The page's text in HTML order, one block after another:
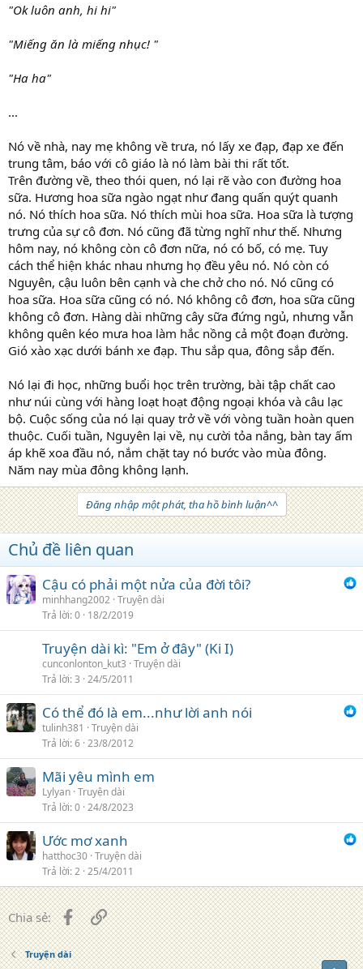
"Ok luôn anh, hi hi"
"Miếng ăn là miếng nhục! "
"Ha ha"
...
Nó về nhà, nay mẹ không về trưa, nó lấy xe đạp, đạp xe đến
trung tâm, báo với cô giáo là nó làm bài thi rất tốt.
Trên đường về, theo thói quen, nó lại rẽ vào con đường hoa
sữa. Hương hoa sữa ngào ngạt như đang quấn quýt quanh
nó. Nó thích hoa sữa. Nó thích mùi hoa sữa. Hoa sữa là tượng
trưng của sự cô đơn. Nó cũng đã từng nghĩ như thế. Nhưng
hôm nay, nó không còn cô đơn nữa, nó có bố, có mẹ. Tuy
cách thể hiện khác nhau nhưng họ đều yêu nó. Nó còn có
Nguyên, cậu luôn bên cạnh và che chở cho nó. Nó cũng có
hoa sữa. Hoa sữa cũng có nó. Nó không cô đơn, hoa sữa cũng
không cô đơn. Hàng dài những cây sữa đứng ngủ, nhưng vẫn
không quên kéo mưa hoa làm hắc nồng cả một đoạn đường.
Gió xào xạc dưới bánh xe đạp. Thu sắp qua, đông sắp đến.
Nó lại đi học, những buổi học trên trường, bài tập chất cao
như núi cùng với hàng loạt hoạt động ngoại khóa và câu lạc
bộ. Cuộc sống của nó lại quay trở về với vòng tuần hoàn quen
thuộc. Cuối tuần, Nguyên lại về, nụ cười tỏa nắng, bàn tay ấm
áp khẽ xoa đầu nó, nắm chặt tay nó bước vào mùa đông.
Năm nay mùa đông không lạnh.
Đăng nhập một phát, tha hồ bình luận^^
Chủ đề liên quan
Cậu có phải một nửa của đời tôi?
minhhang2002 Truyện dài
Trả lời 0 18/2/2019
Truyện dài kì: "Em ở đây" (Ki I)
cunconlonton_kut3 Truyện dài
Trả lời 3 24/5/2011
Có thể đó là em...như lời anh nói
tulinh381
Truyện dài
Trả lời 6 23/8/2012
Mãi yêu mình em
Lylyan Truyện dài
Trả lời 0 24/8/2023
Ước mơ xanh
hatthoc30 Truyện dài
Trả lời 2 25/4/2011
Chia sẻ: FacebookLiên kết
Truyện dài